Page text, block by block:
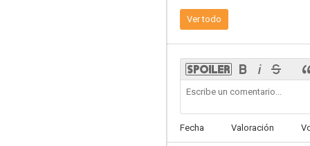
7.1
Ver todo
Fecha Valoración